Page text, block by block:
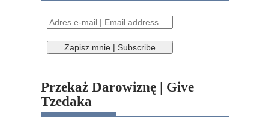
Przekaż Darowiznę | Give
Tzedaka